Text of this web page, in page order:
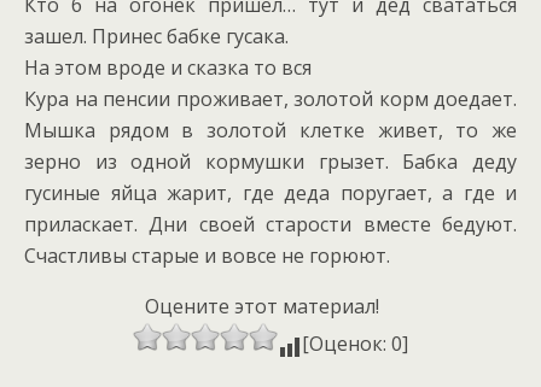
зашел. Принес бабке гусака.
На этом вроде и сказка то вся
Кура на пенсии проживает, золотой корм доедает.
Мышка рядом в золотой клетке живет, то же
зерно из одной кормушки грызет. Бабка деду
гусиные яйца жарит, где деда поругает, а где и
приласкает. Дни своей старости вместе бедуют.
Счастливы старые и вовсе не горюют.
Оцените этот материал!
[Оценок: 0]